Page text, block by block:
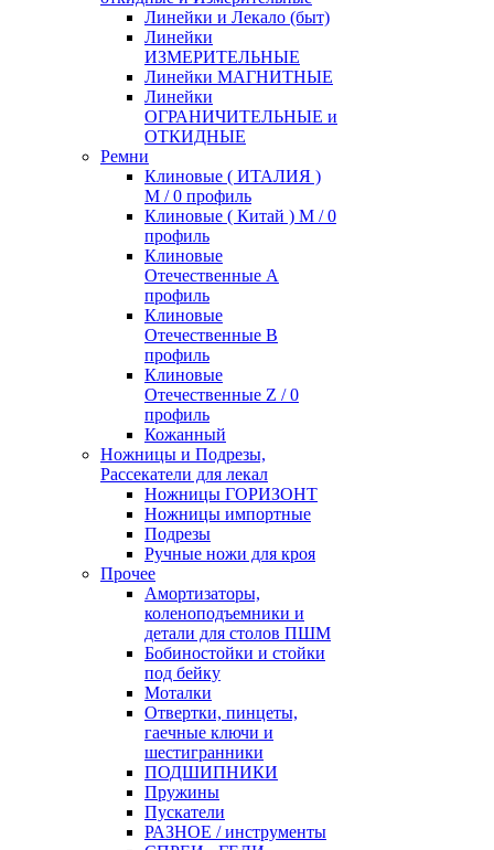
Линейки и Лекало (быт)
Линейки
ИЗМЕРИТЕЛЬНЫЕ
Линейки МАГНИТНЫЕ
Линейки
ОГРАНИЧИТЕЛЬНЫЕ и
ОТКИДНЫЕ
Ремни
Клиновые ( ИТАЛИЯ )
М / 0 профиль
Клиновые ( Китай ) М / 0
профиль
Клиновые
Отечественные А
профиль
Клиновые
Отечественные В
профиль
Клиновые
Отечественные Z / 0
профиль
Кожанный
Ножницы и Подрезы,
Рассекатели для лекал
Ножницы ГОРИЗОНТ
Ножницы импортные
Подрезы
Ручные ножи для кроя
Прочее
Амортизаторы,
коленоподъемники и
детали для столов ПШМ
Бобиностойки и стойки
под бейку
Моталки
Отвертки, пинцеты,
гаечные ключи и
шестигранники
ПОДШИПНИКИ
Пружины
Пускатели
РАЗНОЕ / инструменты